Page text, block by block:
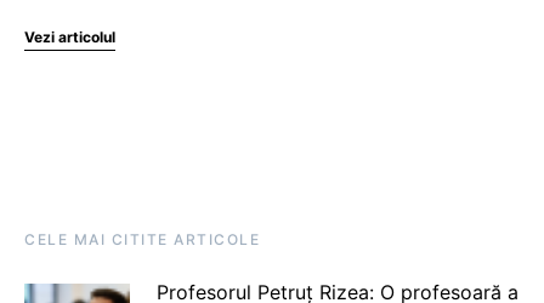
Vezi articolul
CELE MAI CITITE ARTICOLE
Profesorul Petruț Rizea: O profesoară a